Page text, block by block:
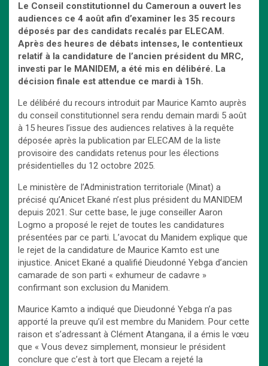
Le Conseil constitutionnel du Cameroun a ouvert les
audiences ce 4 août afin d’examiner les 35 recours
déposés par des candidats recalés par ELECAM.
Après des heures de débats intenses, le contentieux
relatif à la candidature de l’ancien président du MRC,
investi par le MANIDEM, a été mis en délibéré. La
décision finale est attendue ce mardi à 15h.
Le délibéré du recours introduit par Maurice Kamto auprès
du conseil constitutionnel sera rendu demain mardi 5 août
à 15 heures l’issue des audiences relatives à la requête
déposée après la publication par ELECAM de la liste
provisoire des candidats retenus pour les élections
présidentielles du 12 octobre 2025.
Le ministère de l’Administration territoriale (Minat) a
précisé qu’Anicet Ekané n’est plus président du MANIDEM
depuis 2021. Sur cette base, le juge conseiller Aaron
Logmo a proposé le rejet de toutes les candidatures
présentées par ce parti. L’avocat du Manidem explique que
le rejet de la candidature de Maurice Kamto est une
injustice. Anicet Ekané a qualifié Dieudonné Yebga d’ancien
camarade de son parti « exhumeur de cadavre »
confirmant son exclusion du Manidem.
Maurice Kamto a indiqué que Dieudonné Yebga n’a pas
apporté la preuve qu’il est membre du Manidem. Pour cette
raison et s’adressant à Clément Atangana, il a émis le vœu
que « Vous devez simplement, monsieur le président
conclure que c’est à tort que Elecam a rejeté la